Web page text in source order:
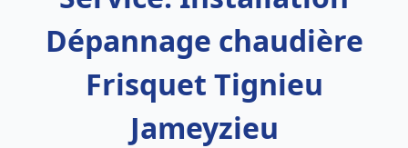
Dépannage chaudière
Frisquet Tignieu
Jameyzieu